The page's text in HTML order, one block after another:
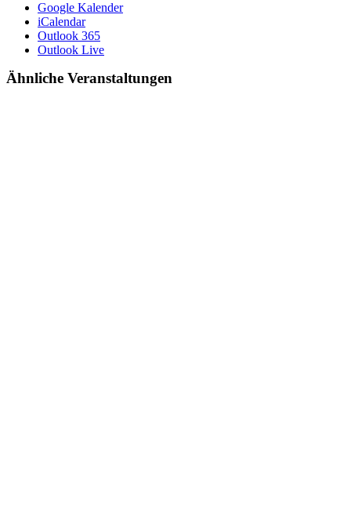
Google Kalender
iCalendar
Outlook 365
Outlook Live
Ähnliche Veranstaltungen